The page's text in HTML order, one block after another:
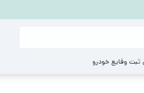
ثبت وقایع خودرو